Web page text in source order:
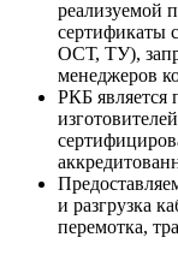
реализуемой
сертификаты
ОСТ, ТУ),
менеджеров
РКБ является
и разгрузка
перемотка,